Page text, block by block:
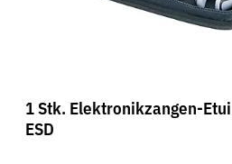
1 Stk. Elektronikzangen-
ESD